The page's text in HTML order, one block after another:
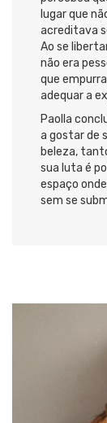
lugar que
acreditava
Ao se
não era
que
adequar a
Paolla
a gostar de
beleza,
sua luta é
espaço
sem se